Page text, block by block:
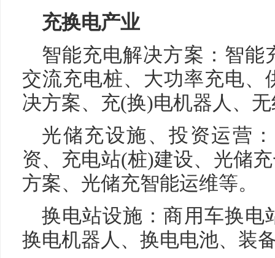
充换电产业
智能充电解决方案：智能
交流充电桩、大功率充电
决方案、充(换)电机器人、
光储充设施、投资运营
资、充电站(桩)建设、光储
方案、光储充智能运维等。
换电站设施：商用车换电
换电机器人、换电电池、装